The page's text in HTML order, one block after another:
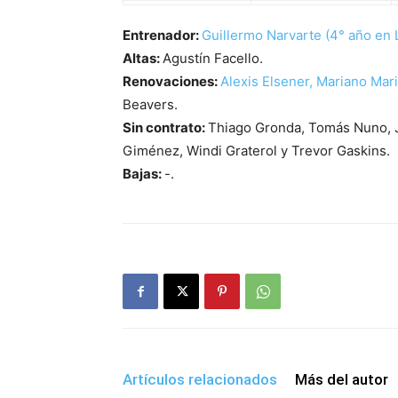
Entrenador: Guillermo Narvarte (4° año en
Altas:Agustín Facello.
Renovaciones:Alexis Elsener, Mariano
Beavers.
Sin contrato:Thiago Gronda, Tomás
Giménez, Windi Graterol y Trevor Gaskins.
Bajas: -.
Artículos relacionados Más del autor